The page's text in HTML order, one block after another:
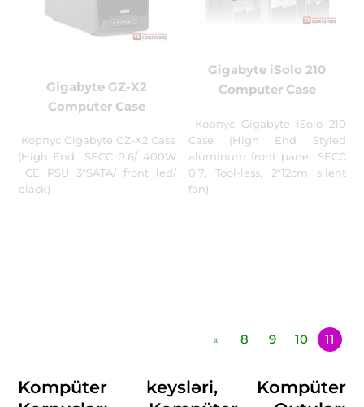
Gigabyte GZ-X2
Computer Case
Корпус Gigabyte GZ-X2 Case
(High End SECC 0.6/ 400W
CE PSU 3*SATA/ front led/
black)
Gigabyte iSolo 210
Computer Case
Корпус Gigabyte iSolo 210
Case (High End Styled
aluminum front panel SECC
0.7, Tool-less, 2*12cm silent
fan)
« 8 9 10 11
Kompüter keysləri, Kompüter